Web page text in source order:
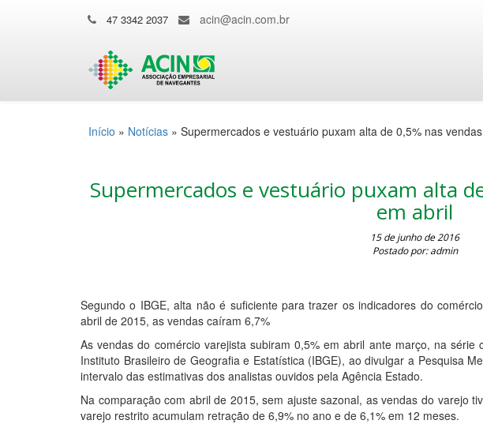
47 3342 2037 acin@acin.com.br
Início » Notícias » Supermercados e vestuário puxam alta de 0,5% nas
Supermercados e vestuário puxam alta
em abril
15 de junho de 2016
Postado por: admin
Segundo o IBGE, alta não é suficiente para trazer os indicadores do
abril de 2015, as vendas caíram 6,7%
As vendas do comércio varejista subiram 0,5% em abril ante março, na
Instituto Brasileiro de Geografia e Estatística (IBGE), ao divulgar a Pesquisa
intervalo das estimativas dos analistas ouvidos pela Agência Estado.
Na comparação com abril de 2015, sem ajuste sazonal, as vendas do varejo
varejo restrito acumulam retração de 6,9% no ano e de 6,1% em 12 meses.